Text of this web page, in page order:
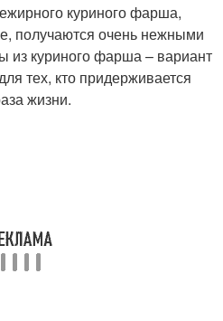
куриного фарша,
получаются очень нежными
из куриного фарша – вариант
тех, кто придерживается
жизни.